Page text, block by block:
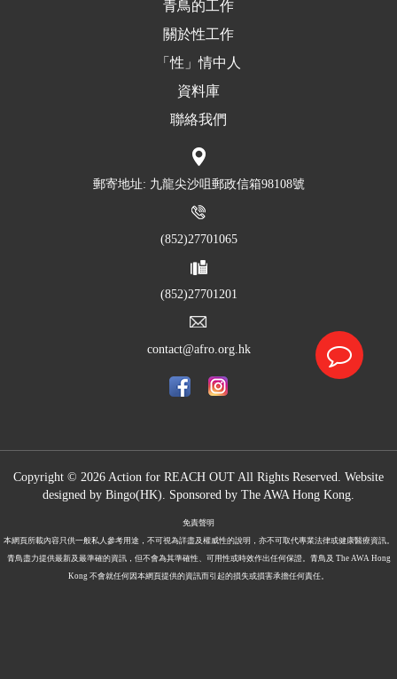
青鳥的工作
關於性工作
「性」情中人
資料庫
聯絡我們
郵寄地址: 九龍尖沙咀郵政信箱98108號
(852)27701065
(852)27701201
contact@afro.org.hk
Copyright © 2026 Action for REACH OUT All Rights Reserved. Website
designed by Bingo(HK) Sponsored by The AWA Hong Kong.
免責聲明
本網頁所載內容只供一般私人參考用途，不可視為詳盡及權威性的說明，亦不可取代專業法律或健康醫療資訊。
青鳥盡力提供最新及最準確的資訊，但不會為其準確性、可用性或時效作出任何保證。青鳥及 The AWA Hong
Kong 不會就任何因本網頁提供的資訊而引起的損失或損害承擔任何責任。